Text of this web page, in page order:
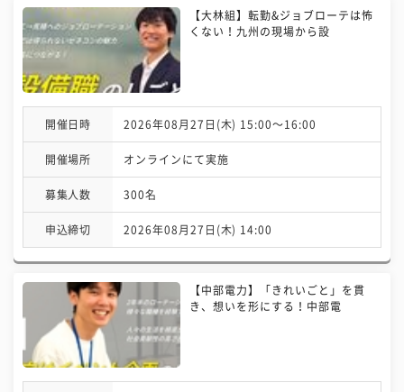
【大林組】転勤&ジョブローテは怖
くない！九州の現場から設
開催日時 2026年08月27日(木) 15:00〜16:00
開催場所 オンラインにて実施
募集人数 300名
申込締切 2026年08月27日(木) 14:00
【中部電力】「きれいごと」を貫
き、想いを形にする！中部電